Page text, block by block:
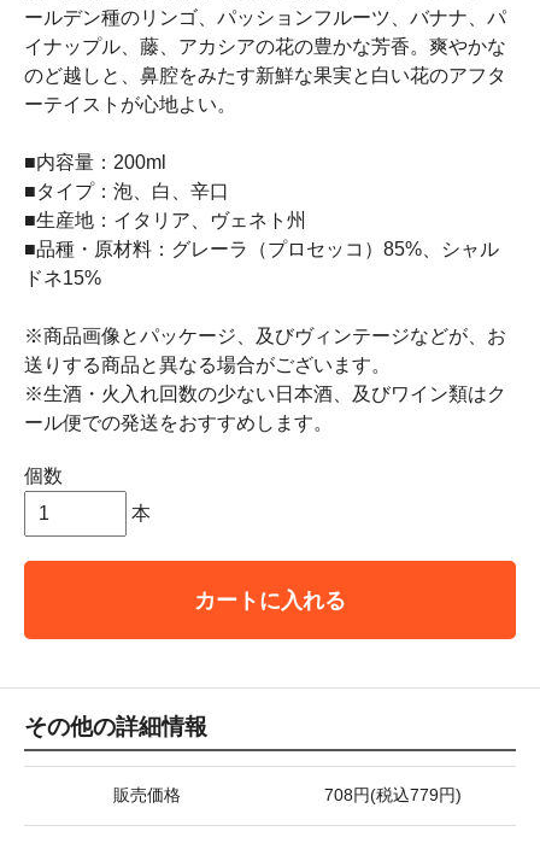
ールデン種のリンゴ、パッションフルーツ、バナナ、パ
イナップル、藤、アカシアの花の豊かな芳香。爽やかな
のど越しと、鼻腔をみたす新鮮な果実と白い花のアフタ
ーテイストが心地よい。
■内容量：200ml
■タイプ：泡、白、辛口
■生産地：イタリア、ヴェネト州
■品種・原材料：グレーラ（プロセッコ）85%、シャル
ドネ15%
※商品画像とパッケージ、及びヴィンテージなどが、お
送りする商品と異なる場合がございます。
※生酒・火入れ回数の少ない日本酒、及びワイン類はク
ール便での発送をおすすめします。
個数
本
カートに入れる
その他の詳細情報
販売価格 708円(税込779円)